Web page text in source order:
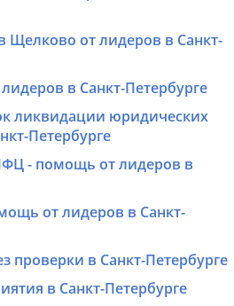
Щелково от лидеров в Санкт-
в Санкт-Петербурге
ликвидации юридических
Петербурге
- помощь от лидеров в
от лидеров в Санкт-
в Санкт-Петербурге
в Санкт-Петербурге